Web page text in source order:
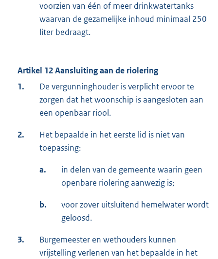
voorzien van één of meer drinkwatertanks
waarvan de gezamelijke inhoud minimaal 250
liter bedraagt.
Artikel 12 Aansluiting aan de riolering
1.
De vergunninghouder is verplicht ervoor te
zorgen dat het woonschip is aangesloten aan
een openbaar riool.
2.
Het bepaalde in het eerste lid is niet van
toepassing:
a.
in delen van de gemeente waarin geen
openbare riolering aanwezig is;
b.
voor zover uitsluitend hemelwater wordt
geloosd.
3.
Burgemeester en wethouders kunnen
vrijstelling verlenen van het bepaalde in het